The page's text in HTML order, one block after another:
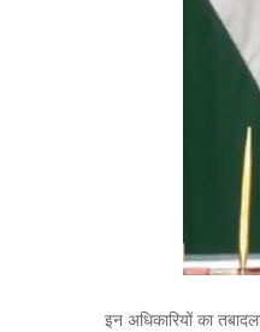
इन अधिकारियों का